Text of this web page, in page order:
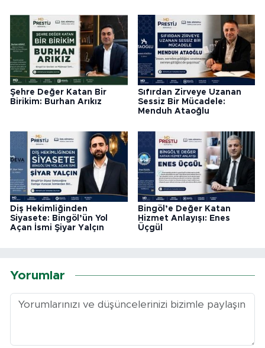
Şehre Değer Katan Bir
Birikim: Burhan Arıkız
Sıfırdan Zirveye Uzanan
Sessiz Bir Mücadele:
Menduh Ataoğlu
Diş Hekimliğinden
Siyasete: Bingöl’ün Yol
Açan İsmi Şiyar Yalçın
Bingöl’e Değer Katan
Hizmet Anlayışı: Enes
Üçgül
Yorumlar